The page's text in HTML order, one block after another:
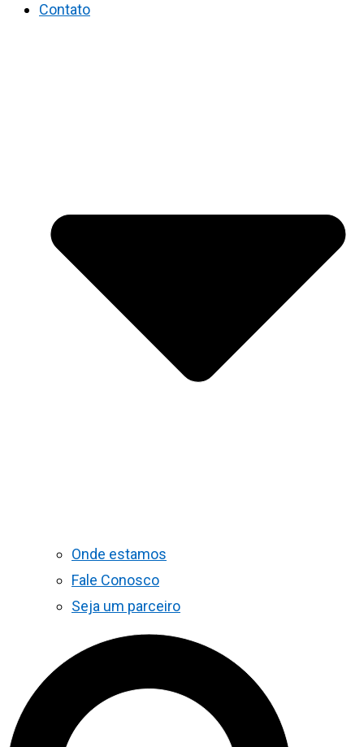
Contato
Onde estamos
Fale Conosco
Seja um parceiro